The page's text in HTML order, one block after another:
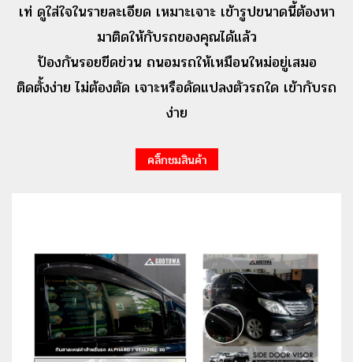
เท่ ดูใส่ใจในรายละเอียด เหมาะเจาะ เข้ารูปขนาดนี้ต้องหา
มาติดให้กับรถของคุณได้แล้ว
ป้องกันรอยขีดข่วน ถนอมรถให้เหมือนใหม่อยู่เสมอ
ติดตั้งง่าย ไม่ต้องตัด เจาะหรือดัดแปลงตัวรถใด เข้ากับรถ
ง่าย
คลิ๊กชมสินค้า